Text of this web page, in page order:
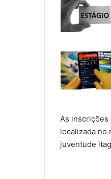
As inscrições
localizada no
juventude